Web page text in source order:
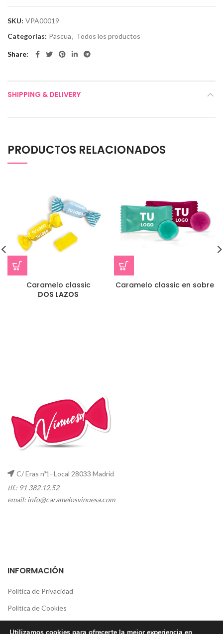
SKU: VPA00019
Categorías: Pascua, Todos los productos
Share
SHIPPING & DELIVERY
PRODUCTOS RELACIONADOS
Caramelo classic
DOS LAZOS
Caramelo classic en sobre
C/ Eras nº1- Local 28033 Madrid
tlf.: 91 382.12.52
email: info@caramelosvinuesa.com
INFORMACIÓN
Política de Privacidad
Política de Cookies